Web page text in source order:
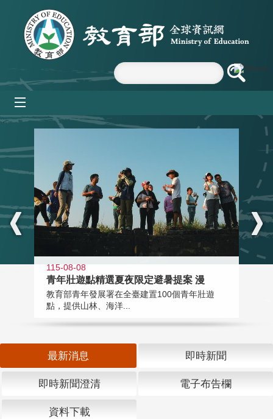
跳到主要內容區塊
:::
115-08-08
青年壯遊點精選夏夜限定避暑提案 漫
教育部青年發展署在全臺建置100個青年壯遊
點，提供山林、海洋...
最新消息 即時新聞
即時新聞澄清 電子布告欄
資料下載